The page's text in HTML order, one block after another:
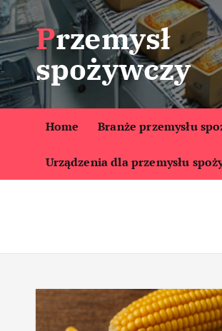
S
k
i
p
t
o
t
Przemysł
spożywczy
Home Branże przemysłu
Urządzenia dla przemysłu